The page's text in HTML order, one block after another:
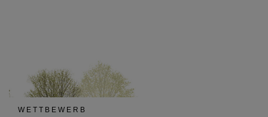
WETTBEWERB